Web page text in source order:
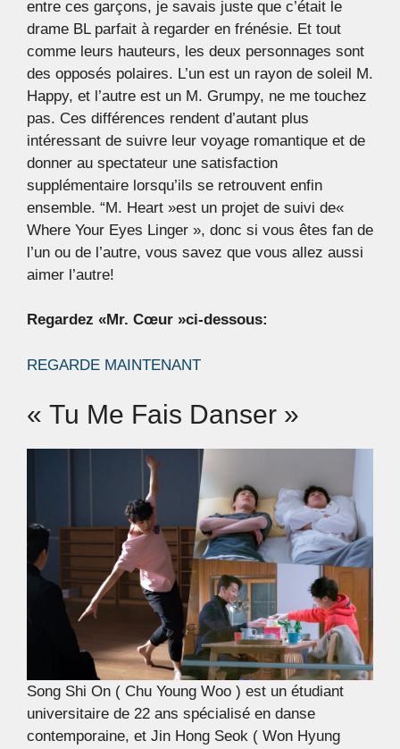
entre ces garçons, je savais juste que c’était le
drame BL parfait à regarder en frénésie. Et tout
comme leurs hauteurs, les deux personnages sont
des opposés polaires. L’un est un rayon de soleil M.
Happy, et l’autre est un M. Grumpy, ne me touchez
pas. Ces différences rendent d’autant plus
intéressant de suivre leur voyage romantique et de
donner au spectateur une satisfaction
supplémentaire lorsqu’ils se retrouvent enfin
ensemble. “M. Heart »est un projet de suivi de«
Where Your Eyes Linger », donc si vous êtes fan de
l’un ou de l’autre, vous savez que vous allez aussi
aimer l’autre!
Regardez «Mr. Cœur »ci-dessous:
REGARDE MAINTENANT
« Tu Me Fais Danser »
Song Shi On ( Chu Young Woo ) est un étudiant
universitaire de 22 ans spécialisé en danse
contemporaine, et Jin Hong Seok ( Won Hyung